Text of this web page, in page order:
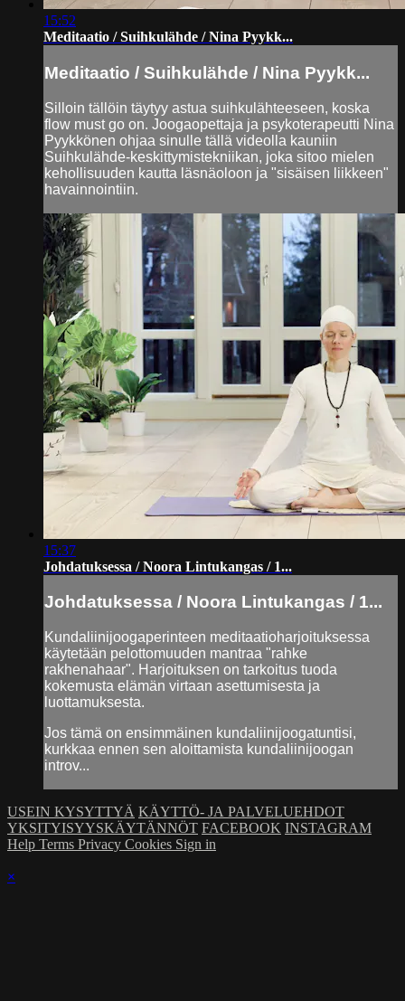
15:52
Meditaatio / Suihkulähde / Nina Pyykk...
Meditaatio / Suihkulähde / Nina Pyykk...
Silloin tällöin täytyy astua suihkulähteeseen, koska
flow must go on. Joogaopettaja ja psykoterapeutti Nina
Pyykkönen ohjaa sinulle tällä videolla kauniin
Suihkulähde-keskittymistekniikan, joka sitoo mielen
kehollisuuden kautta läsnäoloon ja "sisäisen liikkeen"
havainnointiin.
15:37
Johdatuksessa / Noora Lintukangas / 1...
Johdatuksessa / Noora Lintukangas / 1...
Kundaliinijoogaperinteen meditaatioharjoituksessa
käytetään pelottomuuden mantraa "rahke
rakhenahaar". Harjoituksen on tarkoitus tuoda
kokemusta elämän virtaan asettumisesta ja
luottamuksesta.
Jos tämä on ensimmäinen kundaliinijoogatuntisi,
kurkkaa ennen sen aloittamista kundaliinijoogan
introv...
USEIN KYSYTTYÄ KÄYTTÖ- JA PALVELUEHDOT
YKSITYISYYSKÄYTÄNNÖT FACEBOOK INSTAGRAM
Help Terms Privacy Cookies Sign in
×